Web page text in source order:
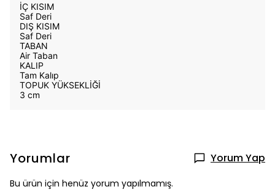
İÇ KISIM
Saf Deri
DIŞ KISIM
Saf Deri
TABAN
Air Taban
KALIP
Tam Kalıp
TOPUK YÜKSEKLİĞİ
3 cm
Yorumlar Yorum Yap
Bu ürün için henüz yorum yapılmamış.